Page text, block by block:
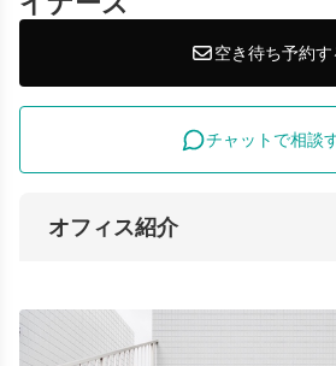
空き待ち予約す
チャットで相談
オフィス紹介